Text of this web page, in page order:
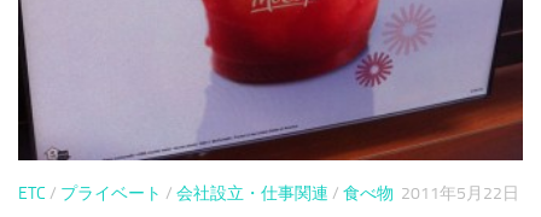
ETC / プライベート / 会社設立・仕事関連 / 食べ物 2011年5月22日